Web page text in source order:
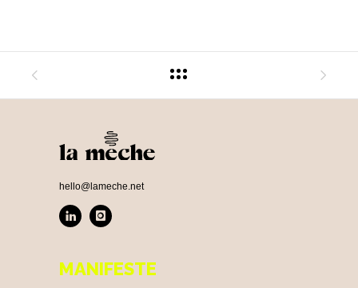
hello@lameche.net
MANIFESTE